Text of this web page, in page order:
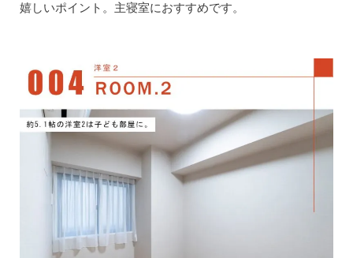
嬉しいポイント。主寝室におすすめです。